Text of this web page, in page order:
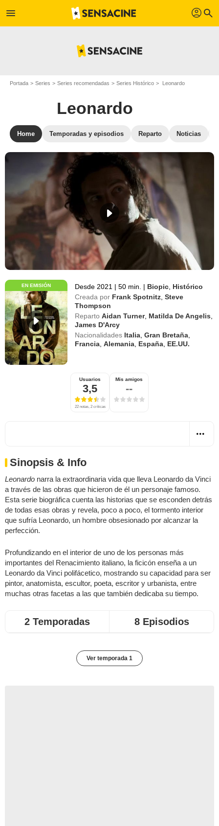
menu profil search
Portada Series Series recomendadas Series Histórico Leonardo
Leonardo
Home Temporadas y episodios Reparto Noticias
EN EMISIÓN Desde 2021 | 50 min. | Biopic Histórico
Creada por Frank Spotnitz ,Steve
Thompson
Reparto Aidan Turner, Matilda De Angelis
James D'Arcy
Nacionalidades Italia ,Gran Bretaña
Francia ,Alemania España EE.UU.
Usuarios
3,5
22 notas, 2 críticas
Mis amigos
--
Sinopsis & Info
Leonardo narra la extraordinaria vida que lleva Leonardo da Vinci
a través de las obras que hicieron de él un personaje famoso.
Esta serie biográfica cuenta las historias que se esconden detrás
de todas esas obras y revela, poco a poco, el tormento interior
que sufría Leonardo, un hombre obsesionado por alcanzar la
perfección.
Profundizando en el interior de uno de los personas más
importantes del Renacimiento italiano, la ficicón enseña a un
Leonardo da Vinci polifácetico, mostrando su capacidad para ser
pintor, anatomista, escultor, poeta, escritor y urbanista, entre
muchas otras facetas a las que también dedicaba su tiempo.
2 Temporadas 8 Episodios
Ver temporada 1